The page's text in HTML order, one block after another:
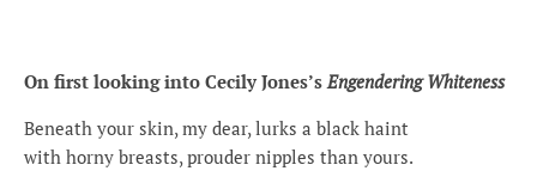
On first looking into Cecily Jones’sEngendering Whiteness
Beneath your skin, my dear, lurks a black haint
with horny breasts, prouder nipples than yours.